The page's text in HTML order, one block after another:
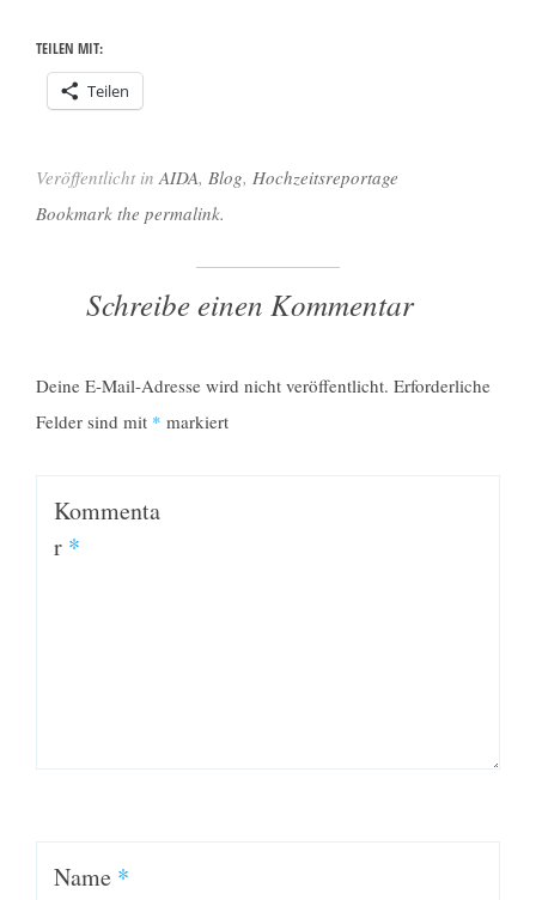
TEILEN MIT:
Teilen
Veröffentlicht inAIDA, Blog, Hochzeitsreportage
Bookmark the permalink.
Schreibe einen Kommentar
Deine E-Mail-Adresse wird nicht veröffentlicht. Erforderliche
Felder sind mit * markiert
Kommenta
r *
Name *